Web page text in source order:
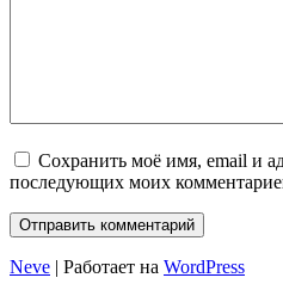
Сохранить моё имя, email и
последующих моих
Neve | Работает на WordPress